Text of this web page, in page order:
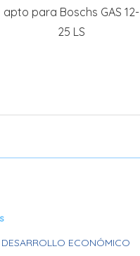
apto para Boschs GAS 12-
25 LS
ECONÓMICO